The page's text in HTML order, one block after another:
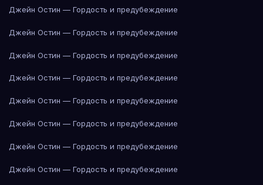
Джейн Остин — Гордость и предубеждение
Джейн Остин — Гордость и предубеждение
Джейн Остин — Гордость и предубеждение
Джейн Остин — Гордость и предубеждение
Джейн Остин — Гордость и предубеждение
Джейн Остин — Гордость и предубеждение
Джейн Остин — Гордость и предубеждение
Джейн Остин — Гордость и предубеждение